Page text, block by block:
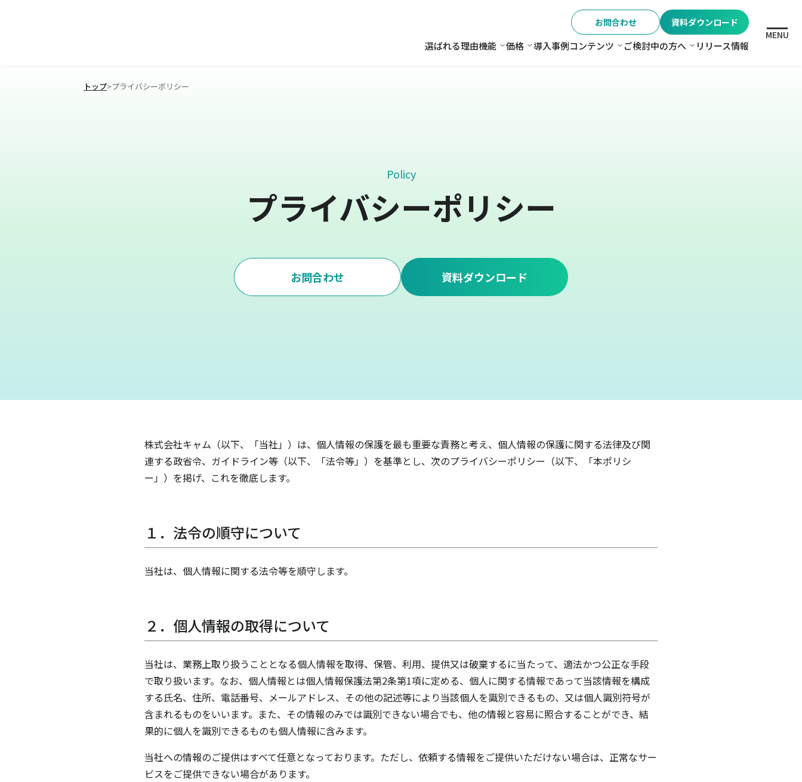
お問合わせ 資料ダウンロード
選ばれる理由機能 機能
価格 価格
導入事例コンテンツ コンテンツ
ご検討中の方へ ご検討中の方へ
リリース情報
MENU
トップ>プライバシーポリシー
Policy
プライバシーポリシー
お問合わせ 資料ダウンロード
株式会社キャム（以下、「当社」）は、個人情報の保護を最も重要な責務と考え、個人情報の保護に関する法律及び関
連する政省令、ガイドライン等（以下、「法令等」）を基準とし、次のプライバシーポリシー（以下、「本ポリシ
ー」）を掲げ、これを徹底します。
１．法令の順守について
当社は、個人情報に関する法令等を順守します。
２．個人情報の取得について
当社は、業務上取り扱うこととなる個人情報を取得、保管、利用、提供又は破棄するに当たって、適法かつ公正な手段
で取り扱います。なお、個人情報とは個人情報保護法第2条第1項に定める、個人に関する情報であって当該情報を構成
する氏名、住所、電話番号、メールアドレス、その他の記述等により当該個人を識別できるもの、又は個人識別符号が
含まれるものをいいます。また、その情報のみでは識別できない場合でも、他の情報と容易に照合することができ、結
果的に個人を識別できるものも個人情報に含みます。
当社への情報のご提供はすべて任意となっております。ただし、依頼する情報をご提供いただけない場合は、正常なサー
ビスをご提供できない場合があります。